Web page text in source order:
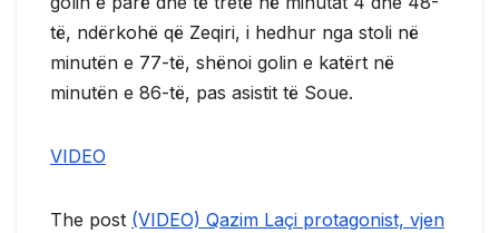
të, ndërkohë që Zeqiri, i hedhur nga stoli në
minutën e 77-të, shënoi golin e katërt në
minutën e 86-të, pas asistit të Soue.
VIDEO
The post (VIDEO) Qazim Laçi protagonist, vjen